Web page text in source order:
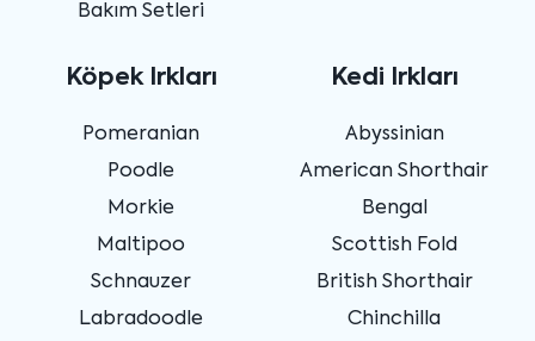
Bakım Setleri
Köpek Irkları
Pomeranian
Poodle
Morkie
Maltipoo
Schnauzer
Labradoodle
Kedi Irkları
Abyssinian
American Shorthair
Bengal
Scottish Fold
British Shorthair
Chinchilla